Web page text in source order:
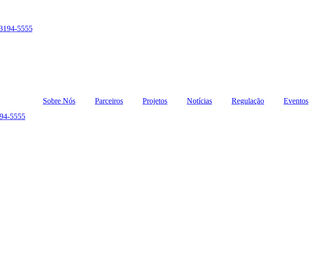
5555
Sobre Nós Parceiros Projetos Notícias Regulação
Eventos
5555